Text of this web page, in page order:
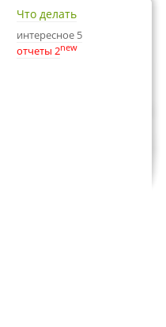
Что делать
интересное 5
отчеты 2new